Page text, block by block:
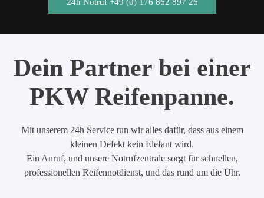
Dein Partner bei einer
PKW Reifenpanne.
Mit unserem 24h Service tun wir alles dafür, dass aus einem
kleinen Defekt kein Elefant wird.
Ein Anruf, und unsere Notrufzentrale sorgt für schnellen,
professionellen Reifennotdienst, und das rund um die Uhr.